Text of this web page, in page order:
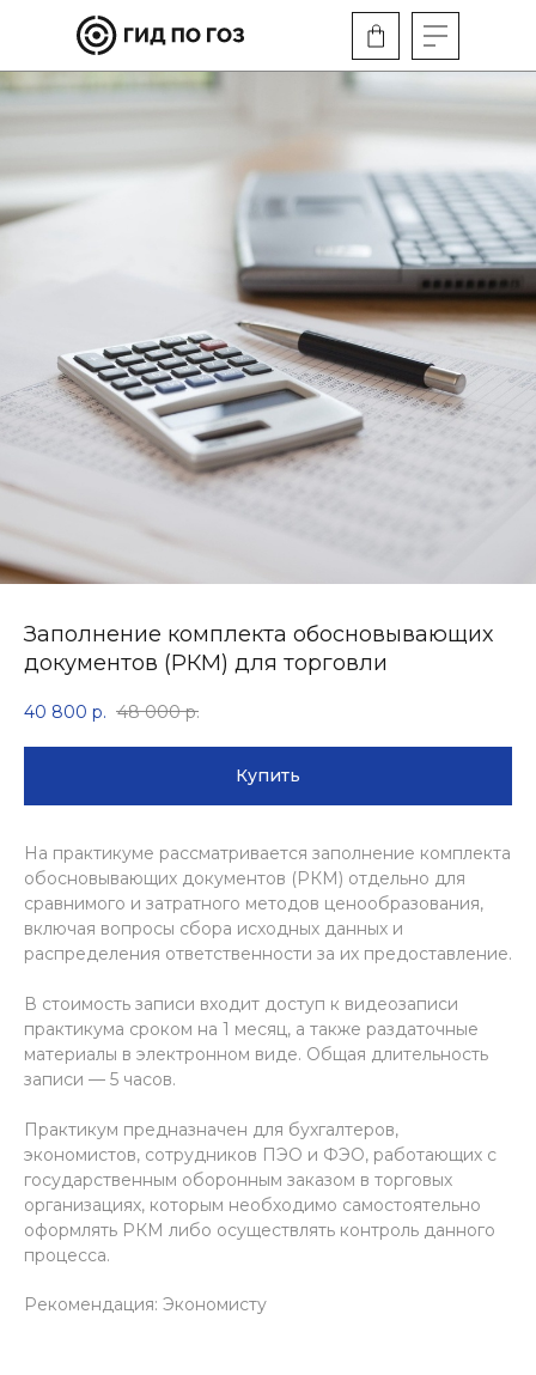
Заполнение комплекта обосновывающих
документов (РКМ) для торговли
40 800 р. 48 000 р.
Купить
На практикуме рассматривается заполнение комплекта
обосновывающих документов (РКМ) отдельно для
сравнимого и затратного методов ценообразования,
включая вопросы сбора исходных данных и
распределения ответственности за их предоставление.
В стоимость записи входит доступ к видеозаписи
практикума сроком на 1 месяц, а также раздаточные
материалы в электронном виде. Общая длительность
записи — 5 часов.
Практикум предназначен для бухгалтеров,
экономистов, сотрудников ПЭО и ФЭО, работающих с
государственным оборонным заказом в торговых
организациях, которым необходимо самостоятельно
оформлять РКМ либо осуществлять контроль данного
процесса.
Рекомендация: Экономисту